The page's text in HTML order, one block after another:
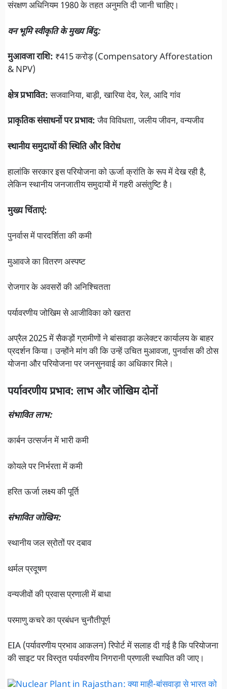
संरक्षण अधिनियम 1980 के तहत अनुमति दी जानी चाहिए।
वन भूमि स्वीकृति के मुख्य बिंदु:
मुआवजा राशि: ₹415 करोड़ (Compensatory Afforestation
& NPV)
क्षेत्र प्रभावित:सजवानिया, बाड़ी, खारिया देव, रेल, आदि गांव
प्राकृतिक संसाधनों पर प्रभाव:जैव विविधता, जलीय जीवन, वन्यजीव
स्थानीय समुदायों की स्थिति और विरोध
हालांकि सरकार इस परियोजना को ऊर्जा क्रांति के रूप में देख रही है,
लेकिन स्थानीय जनजातीय समुदायों में गहरी असंतुष्टि है।
मुख्य चिंताएं:
पुनर्वास में पारदर्शिता की कमी
मुआवजे का वितरण अस्पष्ट
रोजगार के अवसरों की अनिश्चितता
पर्यावरणीय जोखिम से आजीविका को खतरा
अप्रैल 2025 में सैकड़ों ग्रामीणों ने बांसवाड़ा कलेक्टर कार्यालय के बाहर
प्रदर्शन किया। उन्होंने मांग की कि उन्हें उचित मुआवजा, पुनर्वास की ठोस
योजना और परियोजना पर जनसुनवाई का अधिकार मिले।
पर्यावरणीय प्रभाव: लाभ और जोखिम दोनों
संभावित लाभ:
कार्बन उत्सर्जन में भारी कमी
कोयले पर निर्भरता में कमी
हरित ऊर्जा लक्ष्य की पूर्ति
संभावित जोखिम:
स्थानीय जल स्रोतों पर दबाव
थर्मल प्रदूषण
वन्यजीवों की प्रवास प्रणाली में बाधा
परमाणु कचरे का प्रबंधन चुनौतीपूर्ण
EIA (पर्यावरणीय प्रभाव आकलन) रिपोर्ट में सलाह दी गई है कि परियोजना
की साइट पर विस्तृत पर्यावरणीय निगरानी प्रणाली स्थापित की जाए।